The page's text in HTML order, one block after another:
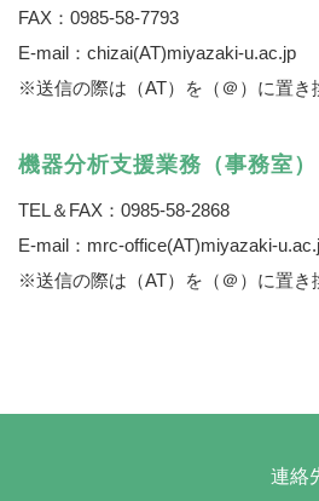
FAX：0985-58-7793
E-mail：chizai(AT)miyazaki-u.ac.jp
※送信の際は（AT）を（＠）に置き
機器分析支援業務（事務室）
TEL＆FAX：0985-58-2868
E-mail： mrc-office(AT)miyazaki-
※送信の際は（AT）を（＠）に置き
連絡